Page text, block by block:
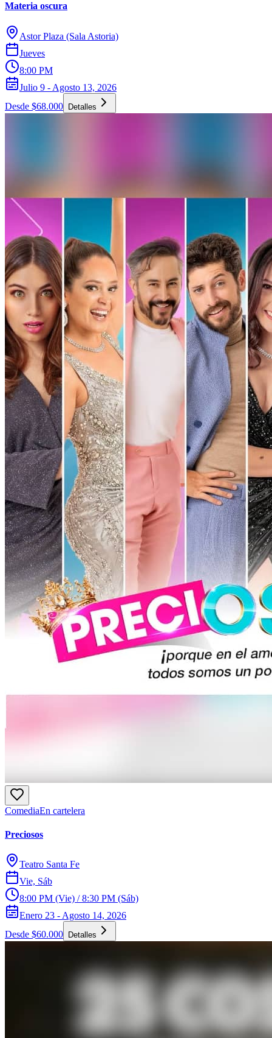
Materia oscura
Astor Plaza (Sala Astoria)
Jueves
8:00 PM
Julio 9 - Agosto 13, 2026
Desde $68.000 Detalles
ComediaEn cartelera
Preciosos
Teatro Santa Fe
Vie, Sáb
8:00 PM (Vie) / 8:30 PM (Sáb)
Enero 23 - Agosto 14, 2026
Desde $60.000
Detalles